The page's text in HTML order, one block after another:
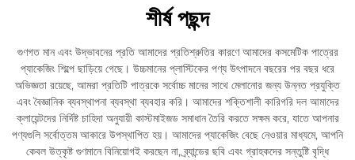
শীর্ষ পছন্দ
গুণগত মান এবং উদ্ভাবনের প্রতি আমাদের প্রতিশ্রুতির কারণে আমাদের কসমেটিক পাত্রের
প্যাকেজিং শিল্পে ছাড়িয়ে গেছে। উচ্চমানের প্লাস্টিকের পণ্য উৎপাদনে বছরের পর বছর ধরে
অভিজ্ঞতা রয়েছে, আমরা প্রতিটি পাত্রকে সর্বোচ্চ মানের সাথে মেলানোর জন্য উন্নত প্রযুক্তি
এবং বৈজ্ঞানিক ব্যবস্থাপনা ব্যবস্থা ব্যবহার করি। আমাদের শক্তিশালী কারিগরি দল আমাদের
ক্লায়েন্টদের নির্দিষ্ট চাহিদা অনুযায়ী কাস্টমাইজড সমাধান তৈরি করতে সক্ষম করে, যাতে আপনার
পণ্যগুলি সর্বোত্তম আকারে উপস্থাপিত হয়। আমাদের প্যাকেজিং বেছে নেওয়ার মাধ্যমে, আপনি
কেবল উত্কৃষ্ট গুণমানে বিনিয়োগই করছেন না, ব্র্যান্ডের ছবি এবং গ্রাহকদের সন্তুষ্টি বৃদ্ধি